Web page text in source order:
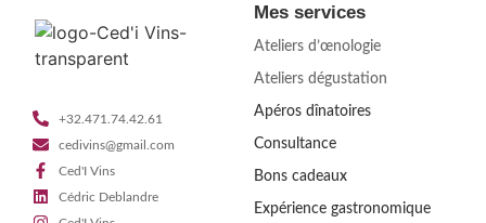
+32.471.74.42.61
cedivins@gmail.com
Ced'I Vins
Cédric Deblandre
Mes services
Ateliers d’œnologie
Ateliers dégustation
Apéros dînatoires
Consultance
Bons cadeaux
Expérience gastronomique